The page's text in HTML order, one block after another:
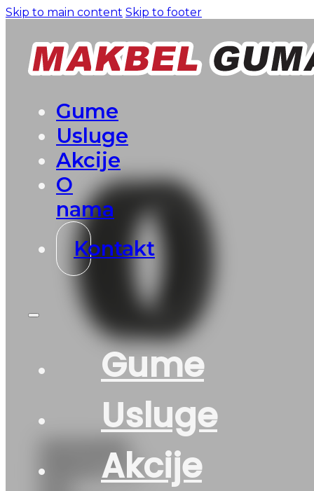
Skip to main content Skip to footer
Gume
Usluge
Akcije
O
nama
Kontakt
Gume
Usluge
Akcije
215/50R18
PRIMACY-5